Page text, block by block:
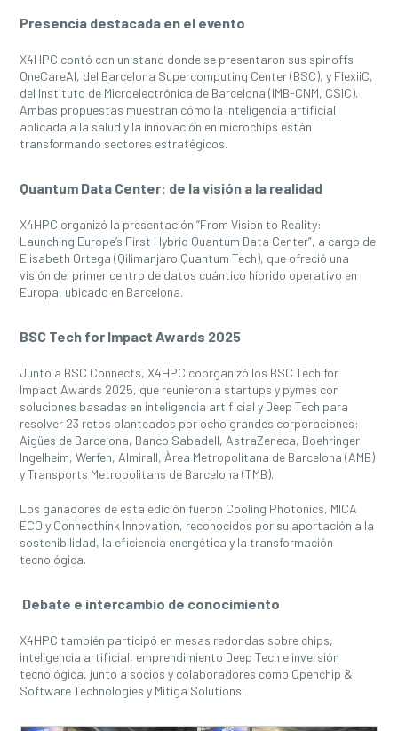
Presencia destacada en el evento
X4HPC contó con un stand donde se presentaron sus spinoffs
OneCareAI, del Barcelona Supercomputing Center (BSC), y FlexiiC,
del Instituto de Microelectrónica de Barcelona (IMB-CNM, CSIC).
Ambas propuestas muestran cómo la inteligencia artificial
aplicada a la salud y la innovación en microchips están
transformando sectores estratégicos.
Quantum Data Center: de la visión a la realidad
X4HPC organizó la presentación “From Vision to Reality:
Launching Europe’s First Hybrid Quantum Data Center”, a cargo de
Elisabeth Ortega (Qilimanjaro Quantum Tech), que ofreció una
visión del primer centro de datos cuántico híbrido operativo en
Europa, ubicado en Barcelona.
BSC Tech for Impact Awards 2025
Junto a BSC Connects, X4HPC coorganizó los BSC Tech for
Impact Awards 2025, que reunieron a startups y pymes con
soluciones basadas en inteligencia artificial y Deep Tech para
resolver 23 retos planteados por ocho grandes corporaciones:
Aigües de Barcelona, Banco Sabadell, AstraZeneca, Boehringer
Ingelheim, Werfen, Almirall, Àrea Metropolitana de Barcelona (AMB)
y Transports Metropolitans de Barcelona (TMB).
Los ganadores de esta edición fueron Cooling Photonics, MICA
ECO y Connecthink Innovation, reconocidos por su aportación a la
sostenibilidad, la eficiencia energética y la transformación
tecnológica.
Debate e intercambio de conocimiento
X4HPC también participó en mesas redondas sobre chips,
inteligencia artificial, emprendimiento Deep Tech e inversión
tecnológica, junto a socios y colaboradores como Openchip &
Software Technologies y Mitiga Solutions.